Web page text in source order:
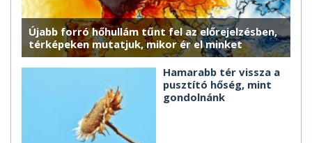
Újabb forró hőhullám tűnt fel az előrejelzésben,
térképeken mutatjuk, mikor ér el minket
Hamarabb tér vissza a
pusztító hőség, mint
gondolnánk